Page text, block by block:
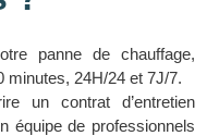
panne de chauffage,
minutes, 24H/24 et 7J/7.
un contrat d’entretien
équipe de professionnels